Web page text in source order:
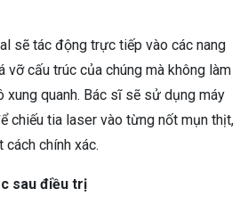
sẽ tác động trực tiếp vào các nang
vỡ cấu trúc của chúng mà không làm
xung quanh. Bác sĩ sẽ sử dụng máy
chiếu tia laser vào từng nốt mụn thịt,
chính xác.
sau điều trị